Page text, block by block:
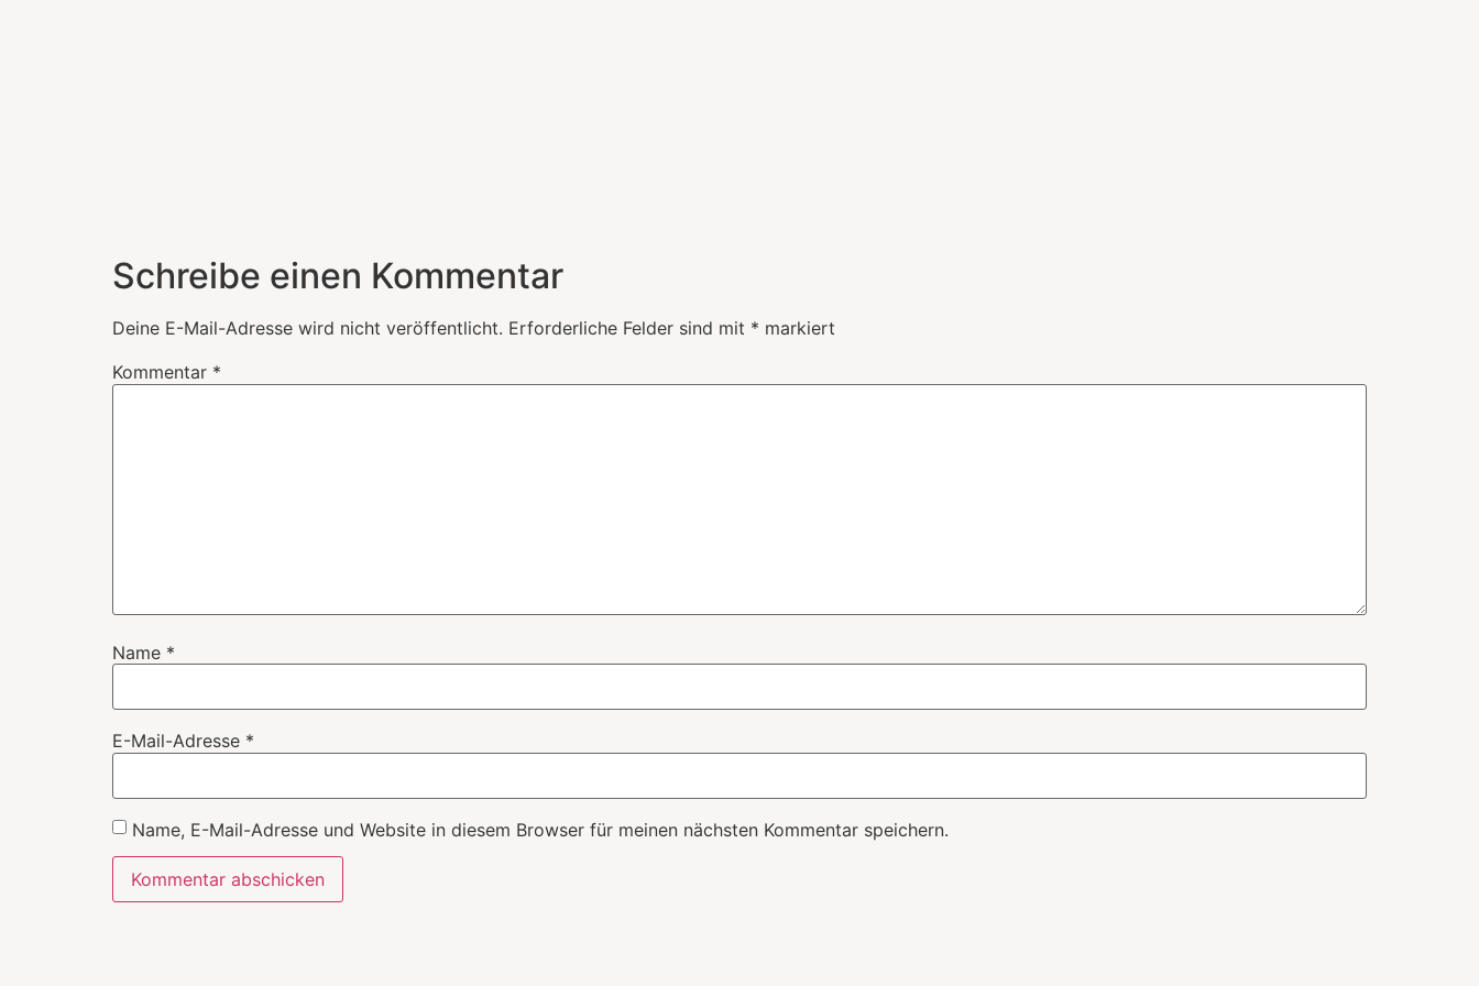
Schreibe einen Kommentar
Deine E-Mail-Adresse wird nicht veröffentlicht. Erforderliche Felder sind mit * markiert
Kommentar *
Name *
E-Mail-Adresse *
Name, E-Mail-Adresse und Website in diesem Browser für meinen nächsten Kommentar speichern.